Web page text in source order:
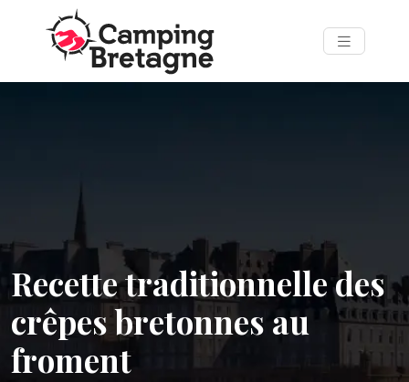
Recette traditionnelle des
crêpes bretonnes au
froment